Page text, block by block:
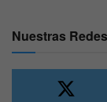
Nuestras